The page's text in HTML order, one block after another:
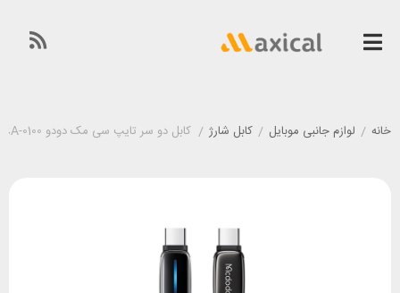
خانه / لوازم جانبی موبایل / کابل شارژ / کابل دو سر تایپ سی مک دودو Mcdodo CA-0100 طول 1/2 متر توان 100 وات